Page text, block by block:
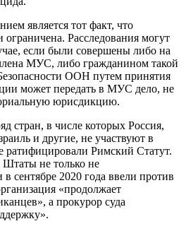
является тот факт, что
ограничена. Расследования могут
если были совершены либо на
МУС, либо гражданином такой
ООН путем принятия
может передать в МУС дело, не
юрисдикцию.
стран, в числе которых Россия,
и другие, не участвуют в
ратифицировали Римский Статут.
не только не
сентябре 2020 года ввели против
«продолжает
а прокурор суда